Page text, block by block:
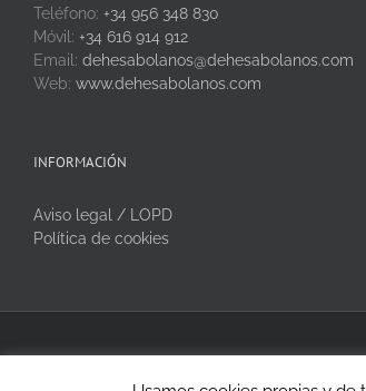
Teléfono: +34 956 348 830
Móvil: +34 616 914 912
Email: dehesabolanos@dehesabolanos.com
Web: www.dehesabolanos.com
INFORMACIÓN
Aviso legal / LOPD
Política de cookies